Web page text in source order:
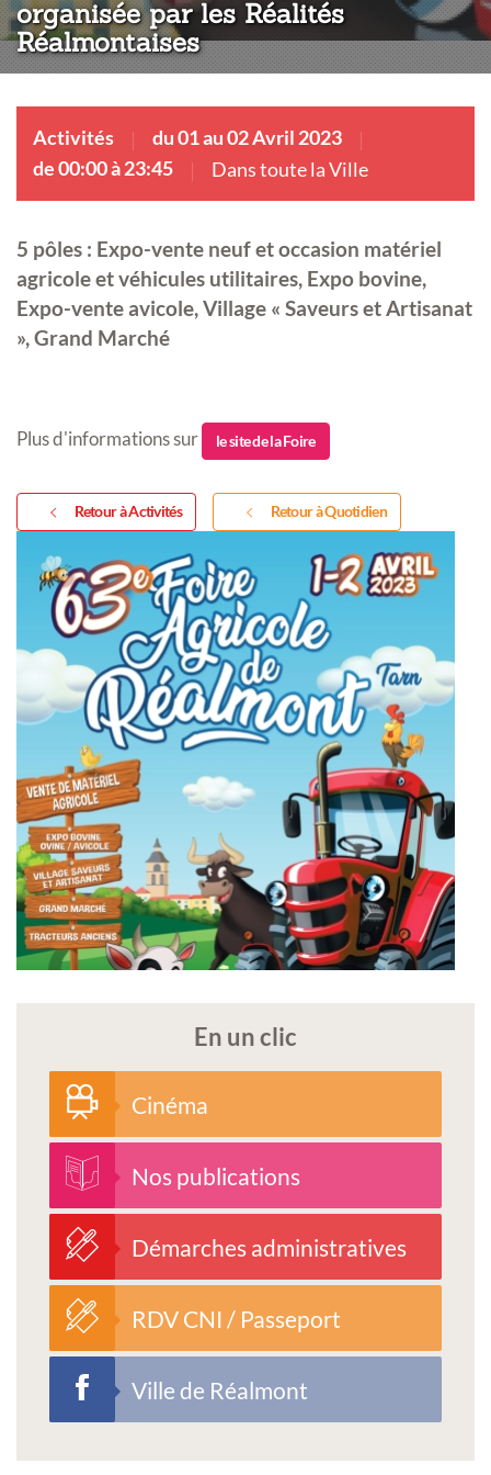
organisée par les Réalités
Réalmontaises
Activités
du 01 au 02 Avril 2023
de 00:00 à 23:45
Dans toute la Ville
5 pôles : Expo-vente neuf et occasion matériel
agricole et véhicules utilitaires, Expo bovine,
Expo-vente avicole, Village « Saveurs et Artisanat
», Grand Marché
Plus d'informations sur le site de la Foire
Retour à Activités Retour à Quotidien
En un clic
Cinéma
Nos publications
Démarches administratives
RDV CNI / Passeport
Ville de Réalmont